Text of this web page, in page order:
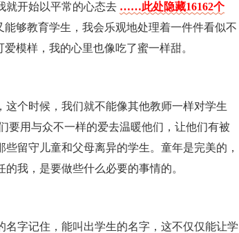
就开始以平常的心态去 ……此处隐藏16162个
能够教育学生，我会乐观地处理着一件件看似不
模样，我的心里也像吃了蜜一样甜。
个时候，我们就不能像其他教师一样对学生
要用与众不一样的爱去温暖他们，让他们有被
留守儿童和父母离异的学生。童年是完美的，
我，是要做些什么必要的事情的。
字记住，能叫出学生的名字，这不仅仅能让学